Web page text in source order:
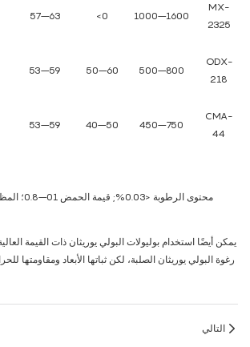
57–63 <0 1000–1600
MX-
2325
53–59 50–60 500–800
ODX-
218
53–59 40–50 450–750
CMA-
44
يمكن أيضًا استخدام بوليولات البولي يوريثان ذات القيمة
رغوة البولي يوريثان الصلبة، لكن ثباتها الأبعاد ومقاومتها
التالي